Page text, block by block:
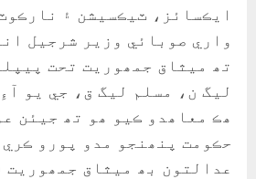
ايڪسائز، ٽيڪسيشن ۽
واري صوبائي وزير شرجيل
تھ ميثاق جمھوريت تحت
ليگ ن، مسلم ليگ ق، جي يو
ھڪ معاھدو ڪيو ھو تھ جيئن
حڪومت پنھنجو مدو پورو
عدالتون بھ ميثاق جمھوريت